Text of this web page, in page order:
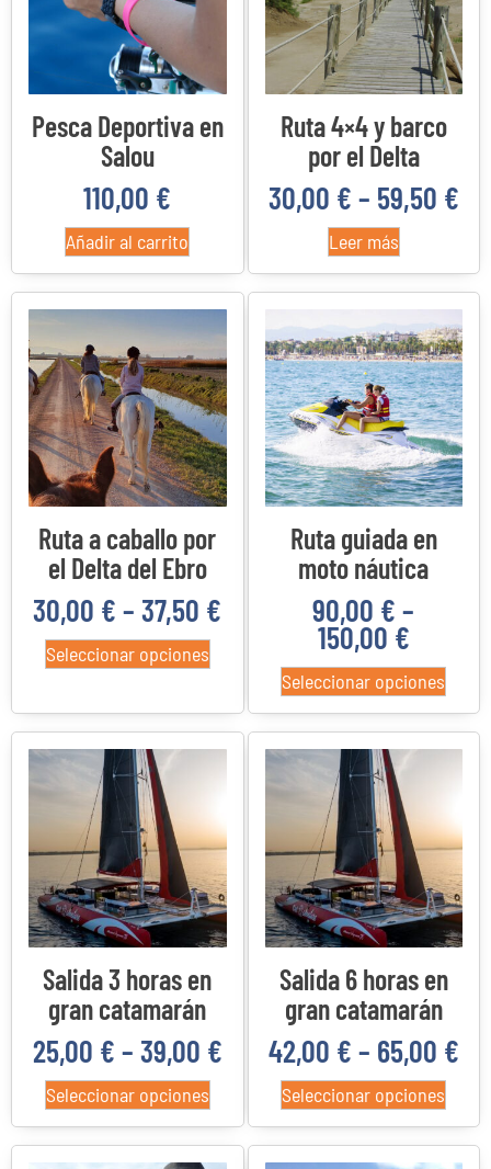
Pesca Deportiva en
Salou
110,00 €
Añadir al carrito
Ruta 4×4 y barco
por el Delta
30,00 € – 59,50 €
Leer más
Ruta a caballo por
el Delta del Ebro
30,00 € –37,50 €
Seleccionar opciones
Ruta guiada en
moto náutica
90,00 € –
150,00 €
Seleccionar opciones
Salida 3 horas en
gran catamarán
25,00 € – 39,00 €
Seleccionar opciones
Salida 6 horas en
gran catamarán
42,00 € – 65,00 €
Seleccionar opciones